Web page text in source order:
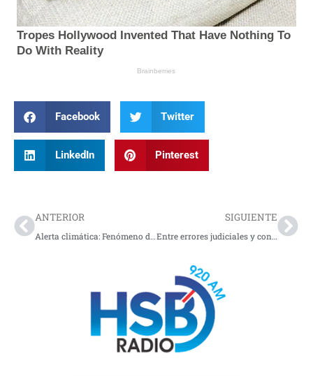
Facebook Twitter
LinkedIn Pinterest
ANTERIOR
Alerta climática: Fenómeno del El Niño escala al 82% este mes
SIGUIENTE
Entre errores judiciales y contradicciones: el caso Sandra Ortiz entra en fase crítica